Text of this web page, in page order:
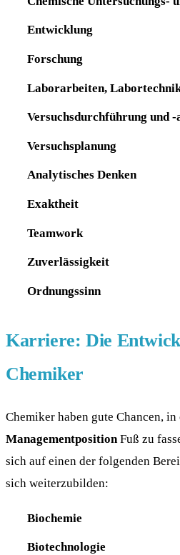
Entwicklung
Forschung
Laborarbeiten,
Versuchsdurchführung und -
Versuchsplanung
Analytisches Denken
Exaktheit
Teamwork
Zuverlässigkeit
Ordnungssinn
Karriere: Die
Chemiker
Chemiker haben gute Chancen, in
ManagementpositionFuß zu
sich auf einen der folgenden
sich weiterzubilden:
Biochemie
Biotechnologie